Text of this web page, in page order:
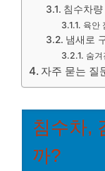
침수차
육안
냄새로
숨겨
자주 묻는 질
침수차,
까?